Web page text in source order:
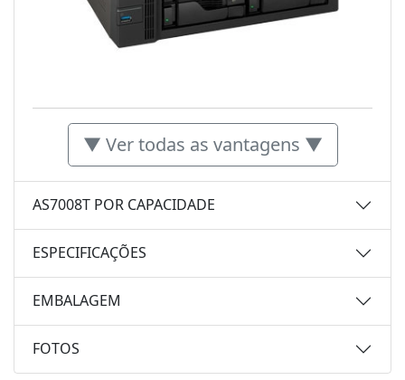
▼ Ver todas as vantagens ▼
AS7008T POR CAPACIDADE
ESPECIFICAÇÕES
EMBALAGEM
FOTOS